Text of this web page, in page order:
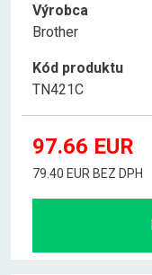
Výrobca
Brother
Kód produktu
TN421C
97.66 EUR
79.40 EUR BEZ DPH